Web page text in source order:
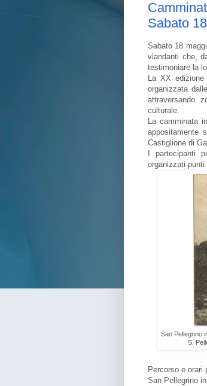
Sabato
Sabato 18
viandanti che,
testimoniare la
La XX
organizzata
attraversando
culturale.
La camminata
appositamente
Castiglione di
I partecipanti
organizzati punti
San Pellegrino
S.
Percorso e orari
San Pellegrino